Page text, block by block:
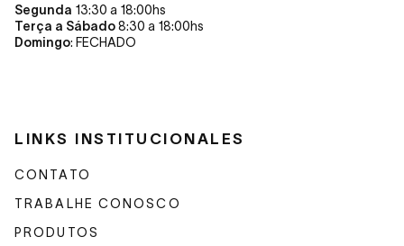
Segunda 13:30 a 18:00hs
Terça a Sábado8:30 a 18:00hs
Domingo: FECHADO
LINKS INSTITUCIONALES
CONTATO
TRABALHE CONOSCO
PRODUTOS